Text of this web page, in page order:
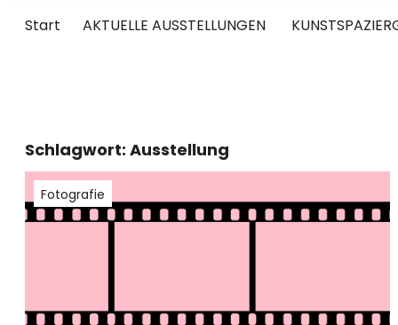
Start AKTUELLE AUSSTELLUNGEN
Schlagwort: Ausstellung
Fotografie